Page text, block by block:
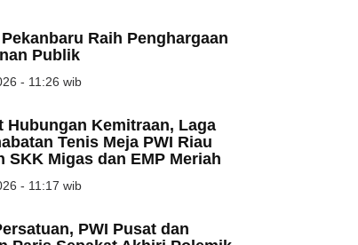
Raih Penghargaan
Publik
- 11:26 wib
Hubungan Kemitraan, Laga
Tenis Meja PWI Riau
SKK Migas dan EMP Meriah
- 11:17 wib
PWI Pusat dan